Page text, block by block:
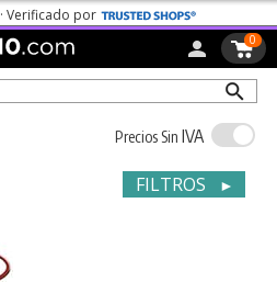
· Verificado por
0
Precios Sin IVA
FILTROS ►